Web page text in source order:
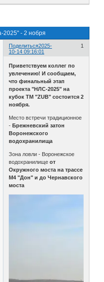
2025" - 2 нобря
Поделиться 1
2025-
10-14 09:16:01
Приветствуем коллег по
увлечению! И сообщаем,
что финальный этап
проекта "НЛС-2025" на
кубок ТМ "ZUB" состоится 2
ноября.
Место встречи традиционное
- Брежневский затон
Воронежского
водохранилища
Зона ловли - Воронежское
водохранилищеот
Окружного моста на трассе
М4 "Дон" и до Чернавского
моста